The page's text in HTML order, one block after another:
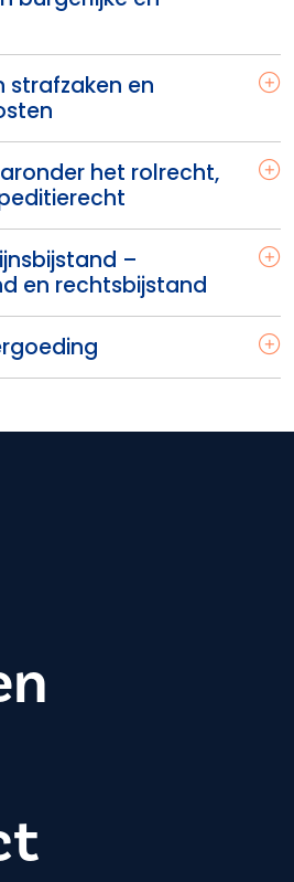
strafzaken en
het rolrecht,
–
en rechtsbijstand